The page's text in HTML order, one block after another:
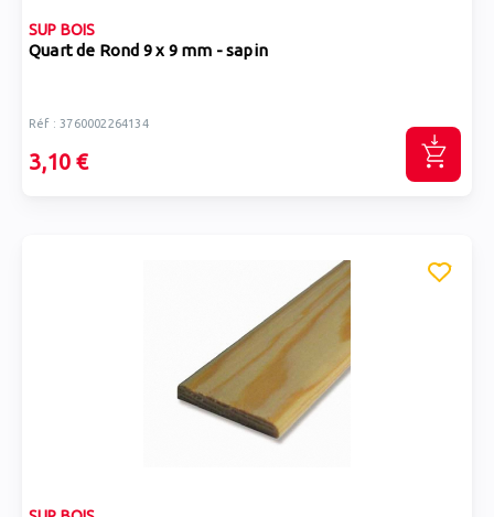
SUP BOIS
Quart de Rond 9 x 9 mm - sapin
Réf : 3760002264134
3,10 €